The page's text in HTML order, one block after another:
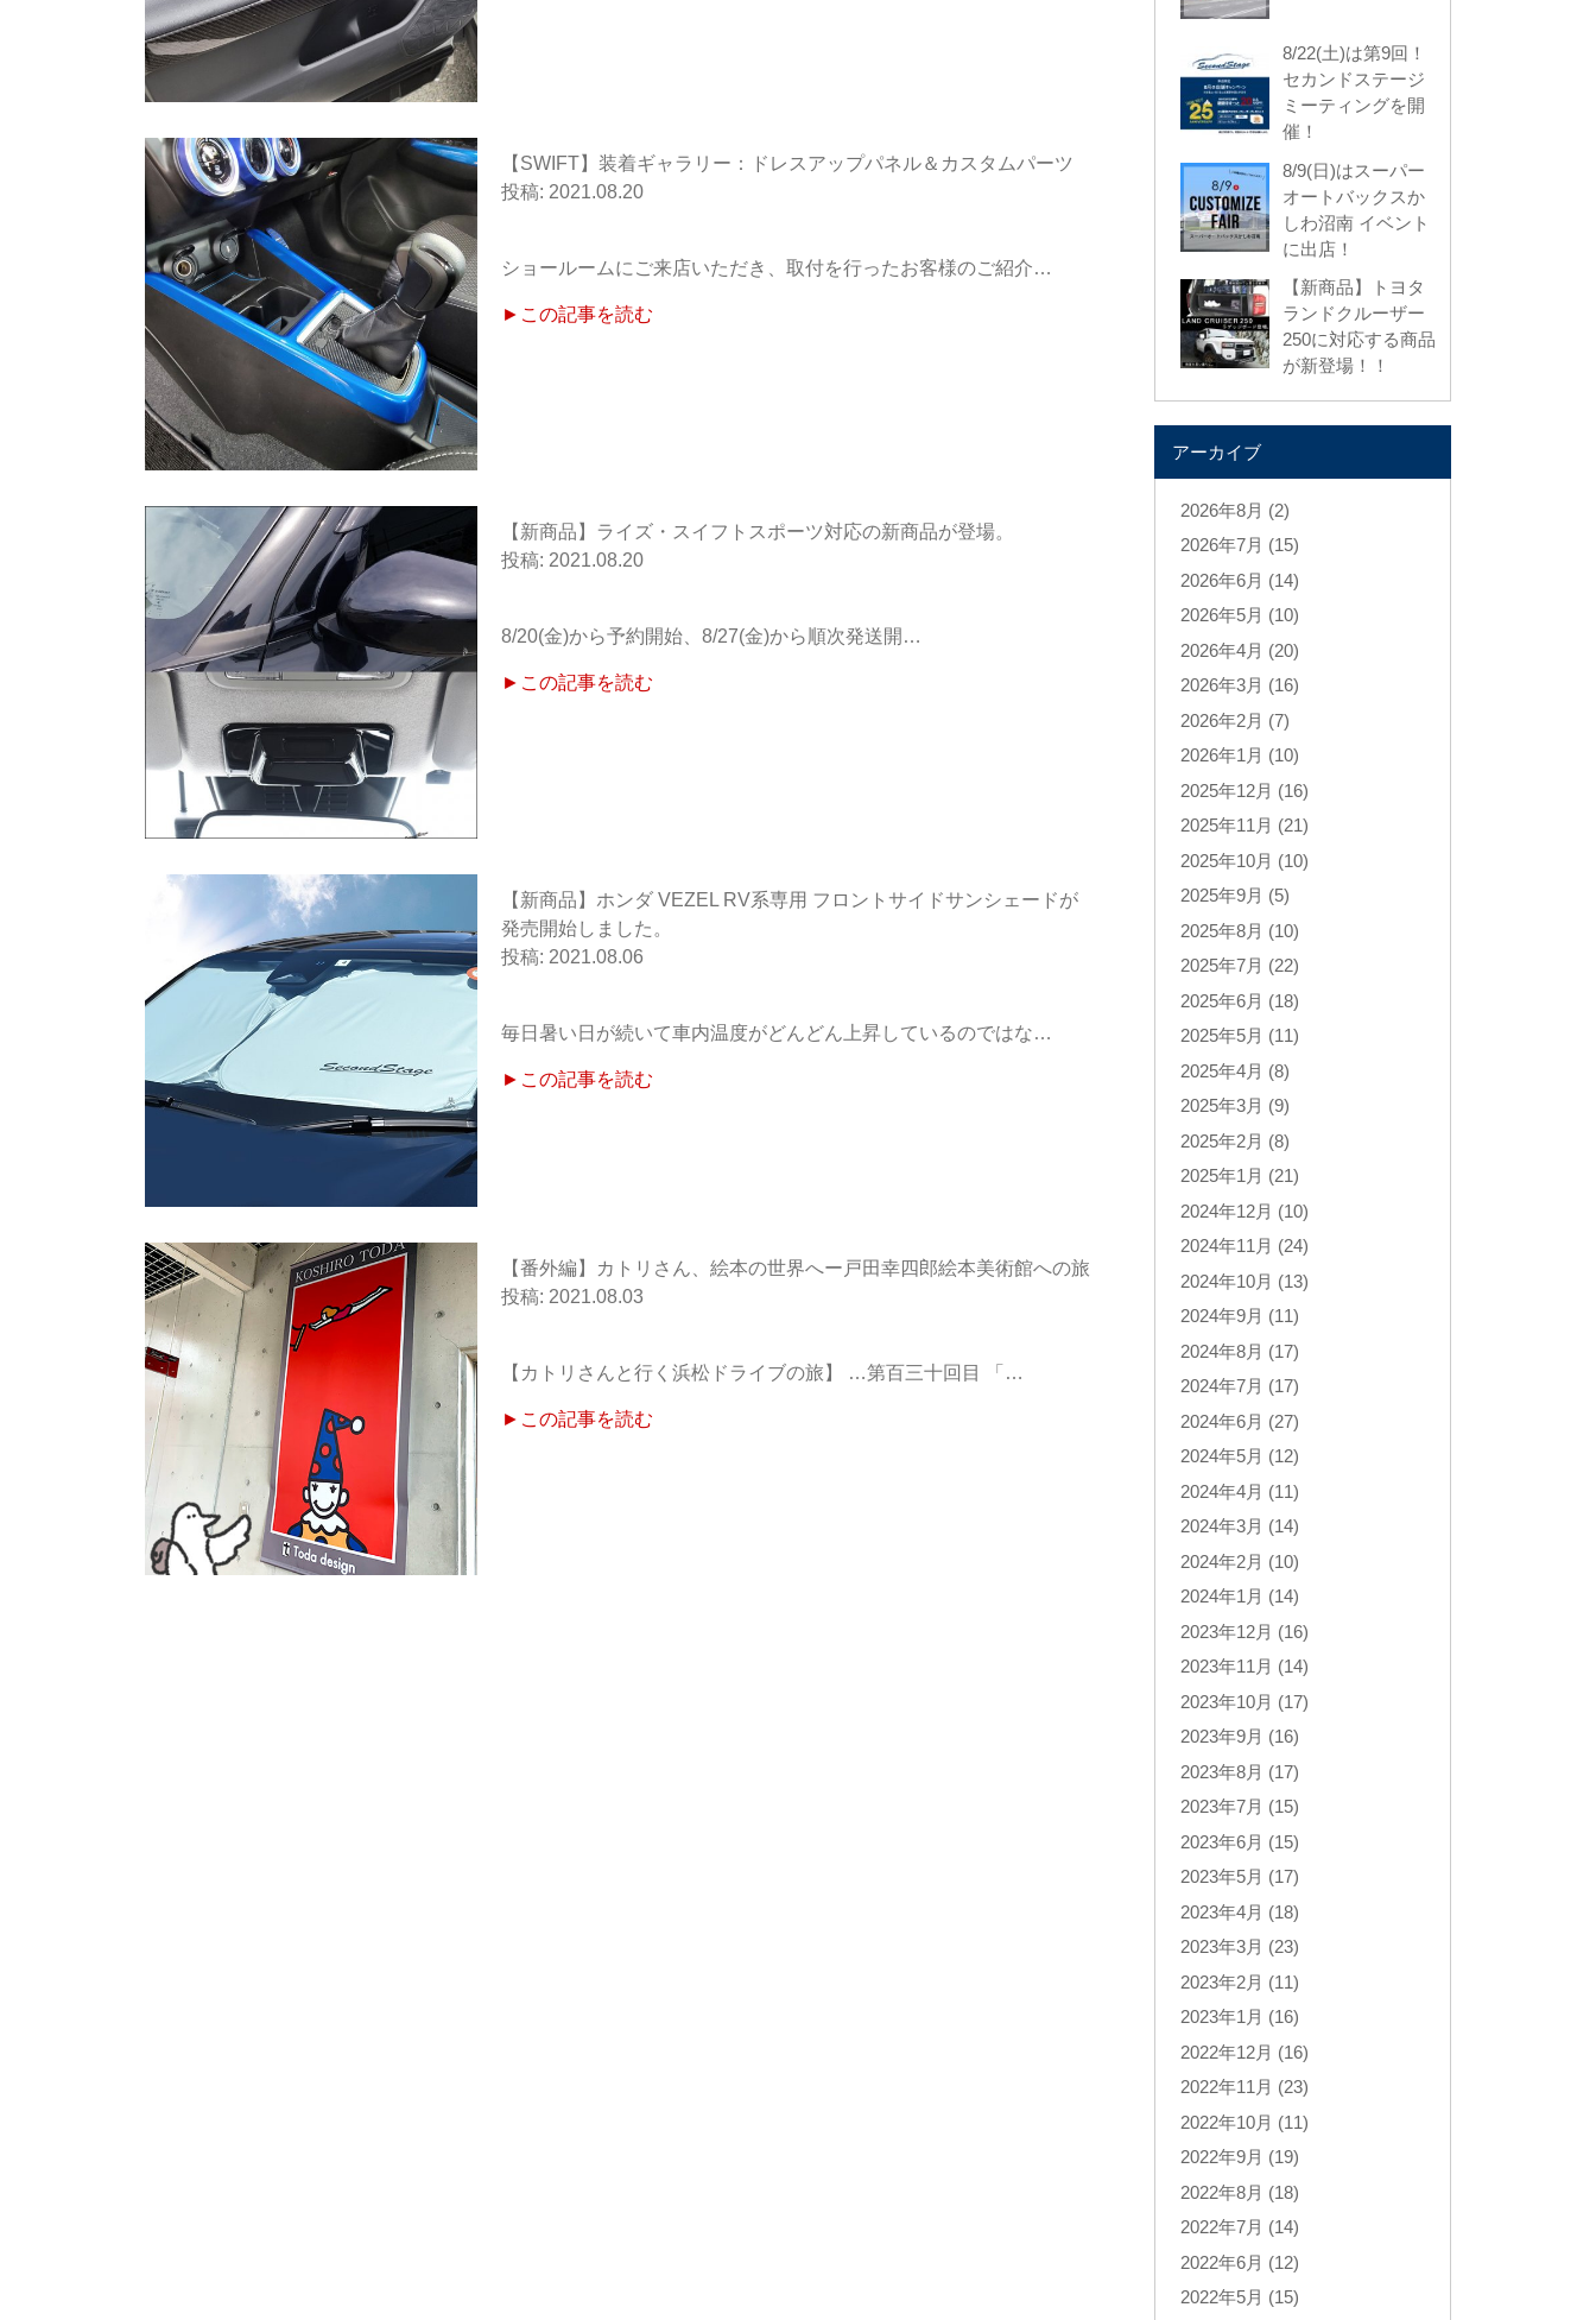
【SWIFT】装着ギャラリー：ドレスアップパネル＆カスタムパーツ
2021.08.20
ショールームにご来店いただき、取付を行ったお客様のご紹介…
►この記事を読む
【新商品】ライズ・スイフトスポーツ対応の新商品が登場。
2021.08.20
8/20(金)から予約開始、8/27(金)から順次発送開…
►この記事を読む
【新商品】ホンダ VEZEL RV系専用 フロントサイドサンシェードが
発売開始しました。
2021.08.06
毎日暑い日が続いて車内温度がどんどん上昇しているのではな…
►この記事を読む
【番外編】カトリさん、絵本の世界へー戸田幸四郎絵本美術館への旅
2021.08.03
【カトリさんと行く浜松ドライブの旅】 …第百三十回目 「…
►この記事を読む
8/22(土)は第9回！
セカンドステージ
ミーティングを開
催！
8/9(日)はスーパー
オートバックスか
しわ沼南 イベント
に出店！
【新商品】トヨタ
ランドクルーザー
250に対応する商品
が新登場！！
アーカイブ
2026年8月 (2)
2026年7月 (15)
2026年6月 (14)
2026年5月 (10)
2026年4月 (20)
2026年3月 (16)
2026年2月 (7)
2026年1月 (10)
2025年12月 (16)
2025年11月 (21)
2025年10月 (10)
2025年9月 (5)
2025年8月 (10)
2025年7月 (22)
2025年6月 (18)
2025年5月 (11)
2025年4月 (8)
2025年3月 (9)
2025年2月 (8)
2025年1月 (21)
2024年12月 (10)
2024年11月 (24)
2024年10月 (13)
2024年9月 (11)
2024年8月 (17)
2024年7月 (17)
2024年6月 (27)
2024年5月 (12)
2024年4月 (11)
2024年3月 (14)
2024年2月 (10)
2024年1月 (14)
2023年12月 (16)
2023年11月 (14)
2023年10月 (17)
2023年9月 (16)
2023年8月 (17)
2023年7月 (15)
2023年6月 (15)
2023年5月 (17)
2023年4月 (18)
2023年3月 (23)
2023年2月 (11)
2023年1月 (16)
2022年12月 (16)
2022年11月 (23)
2022年10月 (11)
2022年9月 (19)
2022年8月 (18)
2022年7月 (14)
2022年6月 (12)
2022年5月 (15)